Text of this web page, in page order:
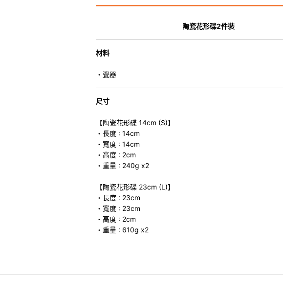
陶瓷花形碟2件裝
材料
・瓷器
尺寸
【陶瓷花形碟 14cm (S)】
・長度 : 14cm
・寬度 : 14cm
・高度 : 2cm
・重量 : 240g x2
【陶瓷花形碟 23cm (L)】
・長度 : 23cm
・寬度 : 23cm
・高度 : 2cm
・重量 : 610g x2